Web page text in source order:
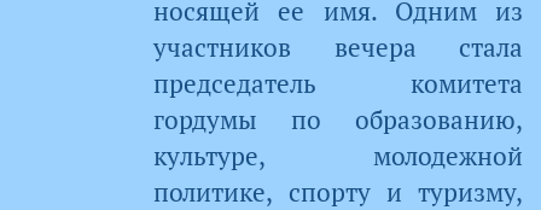
носящей ее имя. Одним из
участников вечера стала
председатель комитета
гордумы по образованию,
культуре, молодежной
политике, спорту и туризму,